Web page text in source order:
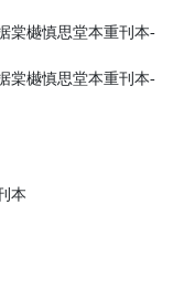
棠樾慎思堂本重刊本-
棠樾慎思堂本重刊本-
本